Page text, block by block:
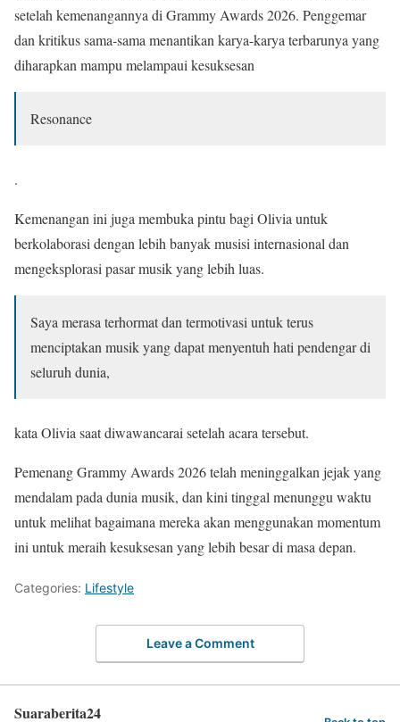
setelah kemenangannya di Grammy Awards 2026. Penggemar
dan kritikus sama-sama menantikan karya-karya terbarunya yang
diharapkan mampu melampaui kesuksesan
Resonance
.
Kemenangan ini juga membuka pintu bagi Olivia untuk
berkolaborasi dengan lebih banyak musisi internasional dan
mengeksplorasi pasar musik yang lebih luas.
Saya merasa terhormat dan termotivasi untuk terus
menciptakan musik yang dapat menyentuh hati pendengar di
seluruh dunia,
kata Olivia saat diwawancarai setelah acara tersebut.
Pemenang Grammy Awards 2026 telah meninggalkan jejak yang
mendalam pada dunia musik, dan kini tinggal menunggu waktu
untuk melihat bagaimana mereka akan menggunakan momentum
ini untuk meraih kesuksesan yang lebih besar di masa depan.
Categories: Lifestyle
Leave a Comment
Suaraberita24